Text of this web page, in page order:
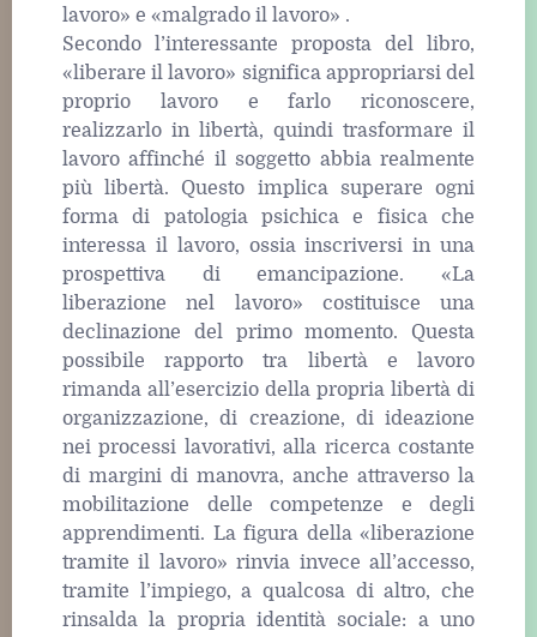
lavoro» e «malgrado il lavoro» .
Secondo l’interessante proposta del libro,
«liberare il lavoro» significa appropriarsi del
proprio lavoro e farlo riconoscere,
realizzarlo in libertà, quindi trasformare il
lavoro affinché il soggetto abbia realmente
più libertà. Questo implica superare ogni
forma di patologia psichica e fisica che
interessa il lavoro, ossia inscriversi in una
prospettiva di emancipazione. «La
liberazione nel lavoro» costituisce una
declinazione del primo momento. Questa
possibile rapporto tra libertà e lavoro
rimanda all’esercizio della propria libertà di
organizzazione, di creazione, di ideazione
nei processi lavorativi, alla ricerca costante
di margini di manovra, anche attraverso la
mobilitazione delle competenze e degli
apprendimenti. La figura della «liberazione
tramite il lavoro» rinvia invece all’accesso,
tramite l’impiego, a qualcosa di altro, che
rinsalda la propria identità sociale: a uno